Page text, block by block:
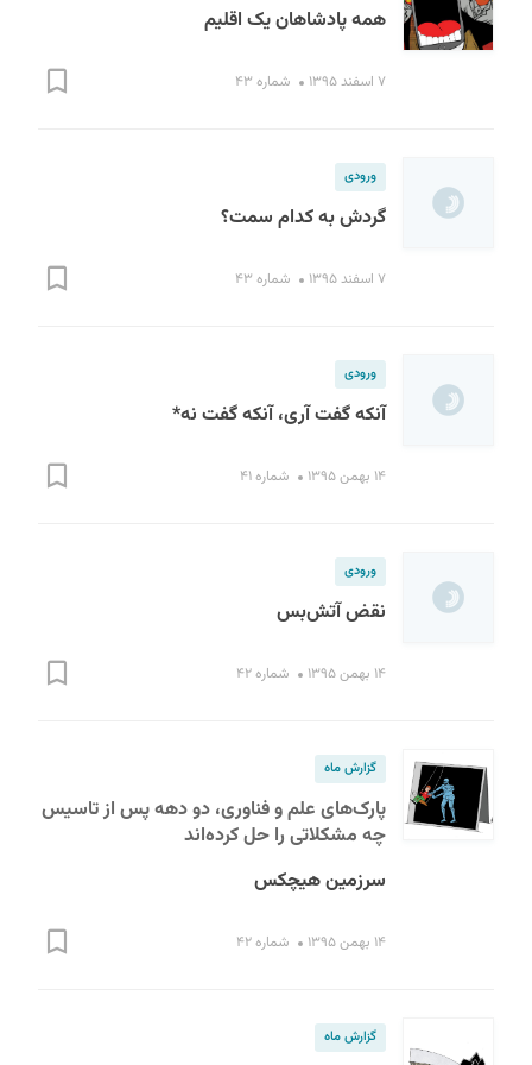
همه پادشاهان یک اقلیم
۷ اسفند ۱۳۹۵ شماره ۴۳
ورودی
گردش به کدام سمت؟
۷ اسفند ۱۳۹۵ شماره ۴۳
ورودی
آنکه گفت آری، آنکه گفت نه*
۱۴ بهمن ۱۳۹۵ شماره ۴۱
ورودی
نقض آتش‌بس
۱۴ بهمن ۱۳۹۵ شماره ۴۲
گزارش ماه
پارک‌های علم و فناوری، دو دهه پس از تاسیس
چه مشکلاتی را حل کرده‌اند
سرزمین هیچکس
۱۴ بهمن ۱۳۹۵ شماره ۴۲
گزارش ماه